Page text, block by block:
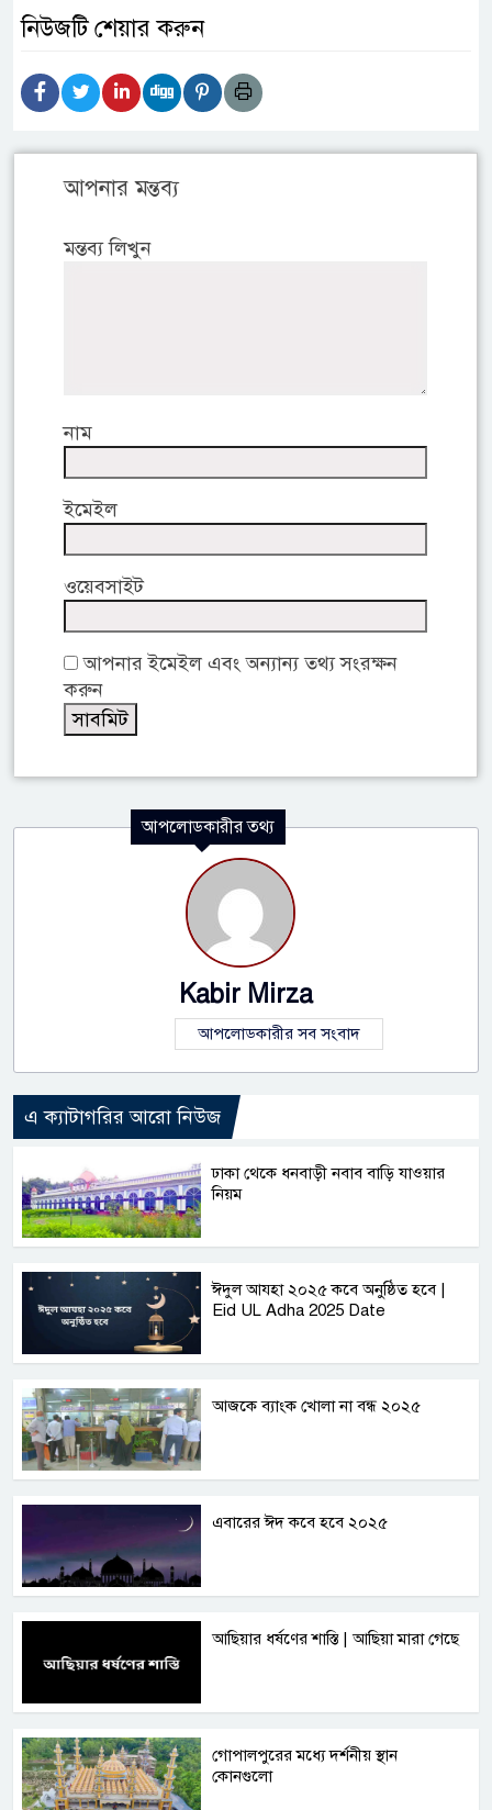
নিউজটি শেয়ার করুন
আপনার মন্তব্য
মন্তব্য লিখুন
নাম
ইমেইল
ওয়েবসাইট
আপনার ইমেইল এবং অন্যান্য তথ্য সংরক্ষন
করুন
আপলোডকারীর তথ্য
Kabir Mirza
আপলোডকারীর সব সংবাদ
এ ক্যাটাগরির আরো নিউজ
ঢাকা থেকে ধনবাড়ী নবাব বাড়ি যাওয়ার
নিয়ম
ঈদুল আযহা ২০২৫ কবে অনুষ্ঠিত হবে |
Eid UL Adha 2025 Date
আজকে ব্যাংক খোলা না বন্ধ ২০২৫
এবারের ঈদ কবে হবে ২০২৫
আছিয়ার ধর্ষণের শাস্তি | আছিয়া মারা গেছে
গোপালপুরের মধ্যে দর্শনীয় স্থান
কোনগুলো